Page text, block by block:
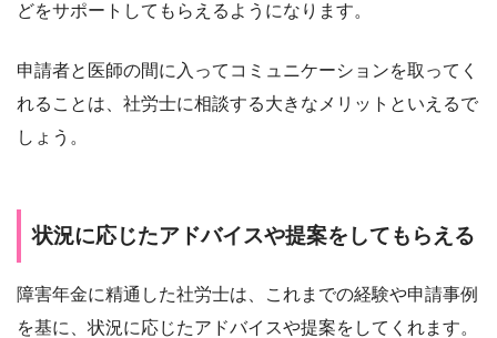
どをサポートしてもらえるようになります。
申請者と医師の間に入ってコミュニケーションを取ってく
れることは、社労士に相談する大きなメリットといえるで
しょう。
状況に応じたアドバイスや提案をしてもらえる
障害年金に精通した社労士は、これまでの経験や申請事例
を基に、状況に応じたアドバイスや提案をしてくれます。